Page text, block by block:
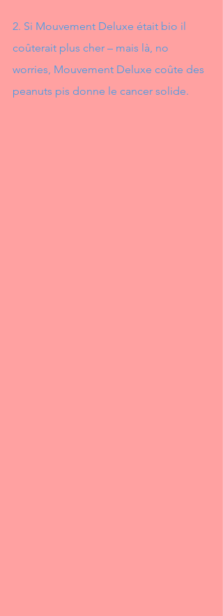
2. Si Mouvement Deluxe était bio il
coûterait plus cher – mais là, no
worries, Mouvement Deluxe coûte des
peanuts pis donne le cancer solide.